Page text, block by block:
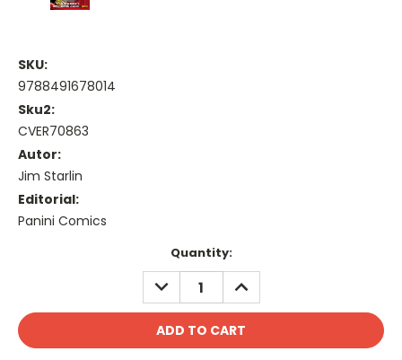
SKU:
9788491678014
Sku2:
CVER70863
Autor:
Jim Starlin
Editorial:
Panini Comics
Quantity:
DECREASE
QUANTITY:
INCREASE
QUANTITY: